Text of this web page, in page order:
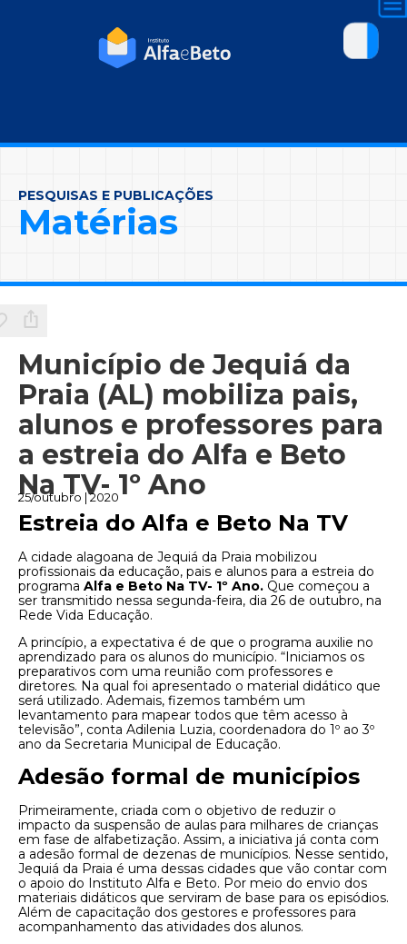
PESQUISAS E PUBLICAÇÕES
Matérias
Município de Jequiá da
Praia (AL) mobiliza pais,
alunos e professores para
a estreia do Alfa e Beto
Na TV- 1º Ano
25/outubro | 2020
Estreia do Alfa e Beto Na TV
A cidade alagoana de Jequiá da Praia mobilizou
profissionais da educação, pais e alunos para a estreia do
programa Alfa e Beto Na TV- 1º Ano. Que começou a
ser transmitido nessa segunda-feira, dia 26 de outubro, na
Rede Vida Educação.
A princípio, a expectativa é de que o programa auxilie no
aprendizado para os alunos do município. “Iniciamos os
preparativos com uma reunião com professores e
diretores. Na qual foi apresentado o material didático que
será utilizado. Ademais, fizemos também um
levantamento para mapear todos que têm acesso à
televisão”, conta Adilenia Luzia, coordenadora do 1º ao 3º
ano da Secretaria Municipal de Educação.
Adesão formal de municípios
Primeiramente, criada com o objetivo de reduzir o
impacto da suspensão de aulas para milhares de crianças
em fase de alfabetização. Assim, a iniciativa já conta com
a adesão formal de dezenas de municípios. Nesse sentido,
Jequiá da Praia é uma dessas cidades que vão contar com
o apoio do Instituto Alfa e Beto. Por meio do envio dos
materiais didáticos que serviram de base para os episódios.
Além de capacitação dos gestores e professores para
acompanhamento das atividades dos alunos.